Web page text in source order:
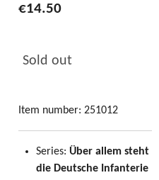
€14.50
Sold out
Item number: 251012
Series: Über allem steht
die Deutsche Infanterie